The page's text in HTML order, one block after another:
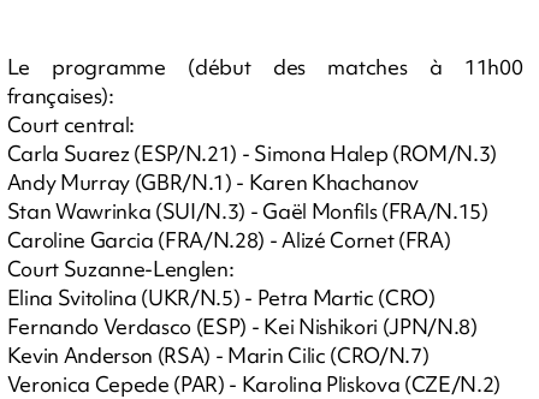
Le programme (début des matches à 11h00
françaises):
Court central:
Carla Suarez (ESP/N.21) - Simona Halep (ROM/N.3)
Andy Murray (GBR/N.1) - Karen Khachanov
Stan Wawrinka (SUI/N.3) - Gaël Monfils (FRA/N.15)
Caroline Garcia (FRA/N.28) - Alizé Cornet (FRA)
Court Suzanne-Lenglen:
Elina Svitolina (UKR/N.5) - Petra Martic (CRO)
Fernando Verdasco (ESP) - Kei Nishikori (JPN/N.8)
Kevin Anderson (RSA) - Marin Cilic (CRO/N.7)
Veronica Cepede (PAR) - Karolina Pliskova (CZE/N.2)